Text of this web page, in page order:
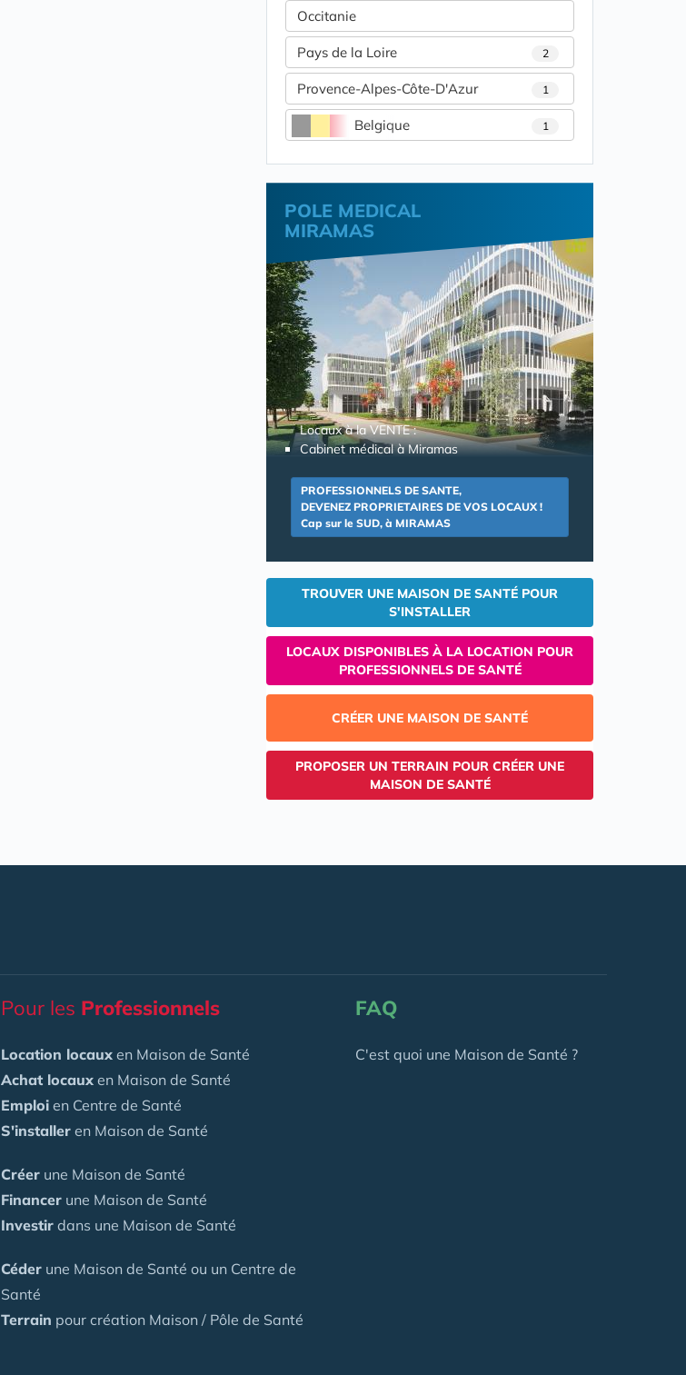
Occitanie
Pays de la Loire 2
Provence-Alpes-Côte-D'Azur 1
Belgique 1
POLE MEDICAL
MIRAMAS
Locaux à la VENTE :
Cabinet médical à Miramas
PROFESSIONNELS DE SANTE,
DEVENEZ PROPRIETAIRES DE VOS LOCAUX !
Cap sur le SUD, à MIRAMAS
TROUVER UNE MAISON DE SANTÉ POUR
S'INSTALLER
LOCAUX DISPONIBLES À LA LOCATION POUR
PROFESSIONNELS DE SANTÉ
CRÉER UNE MAISON DE SANTÉ
PROPOSER UN TERRAIN POUR CRÉER UNE
MAISON DE SANTÉ
Pour les Professionnels
Location locauxen Maison de Santé
Achat locauxen Maison de Santé
Emploien Centre de Santé
S'installeren Maison de Santé
Créerune Maison de Santé
Financerune Maison de Santé
Investirdans une Maison de Santé
Céderune Maison de Santé ou un Centre de
Santé
Terrain pour création Maison / Pôle de Santé
FAQ
C'est quoi une Maison de Santé ?